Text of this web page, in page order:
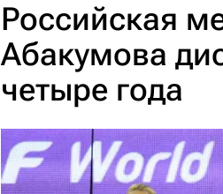
Российская
Абакумова
четыре года